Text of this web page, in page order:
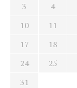
3
4
10
11
17
18
24
25
31